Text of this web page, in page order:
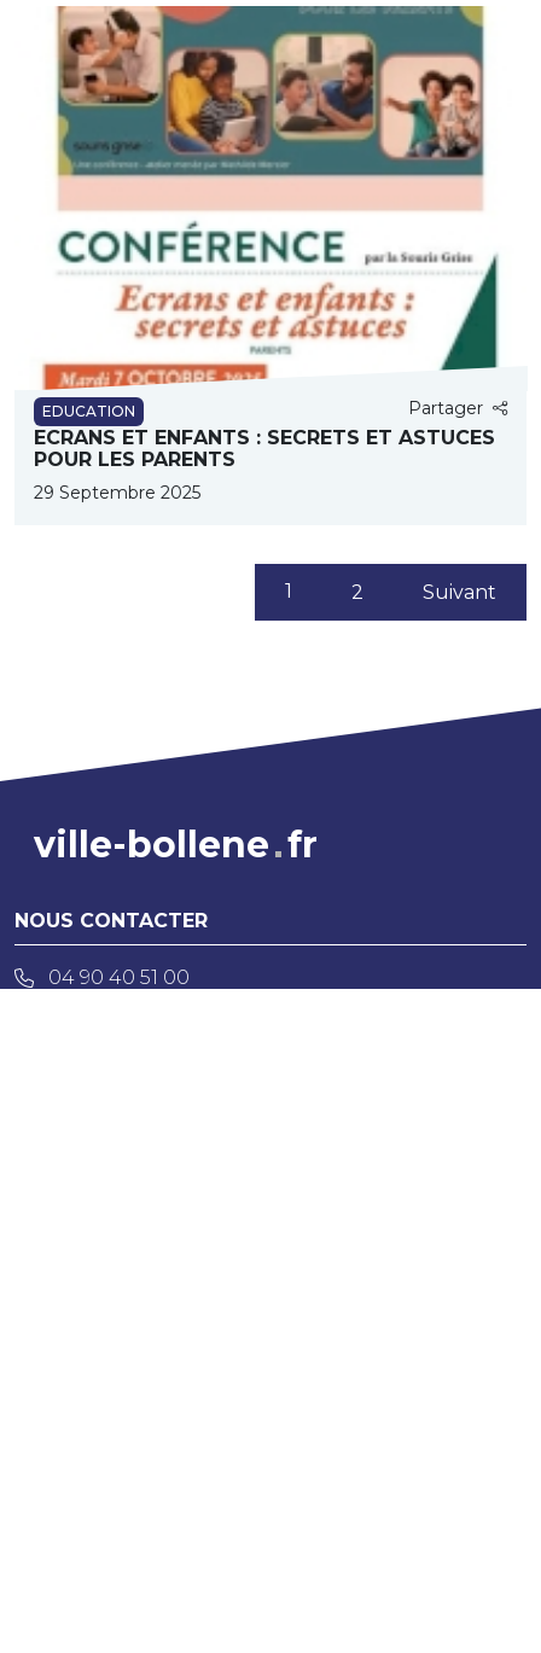
EDUCATION Partager
ECRANS ET ENFANTS : SECRETS ET ASTUCES
POUR LES PARENTS
29 Septembre 2025
1 (current)
2 Suivant
ville-bollene fr
NOUS CONTACTER
04 90 40 51 00